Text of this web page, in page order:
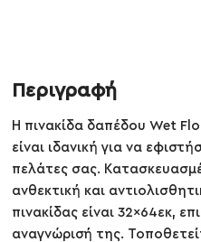
Περιγραφή
Η πινακίδα δαπέδου Wet
είναι ιδανική για να
πελάτες σας.
ανθεκτική και
πινακίδας είναι 32×64εκ,
αναγνώρισή της.